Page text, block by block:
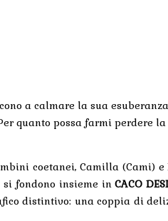
a calmare la sua
quanto possa farmi perdere
coetanei, Camilla (Cami) e
si fondono insieme inCACO
distintivo: una coppia di